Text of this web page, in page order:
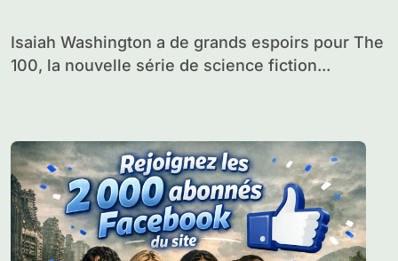
Isaiah Washington a de grands espoirs pour The
100, la nouvelle série de science fiction...